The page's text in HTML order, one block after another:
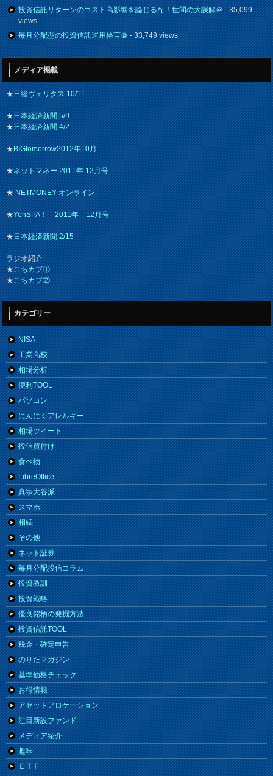
投資信託リターンのコスト高影響を論じるな！世間の大誤解＠- 35,099
views
毎月分配型の投資信託運用格言＠- 33,749 views
メディア掲載
★日経ヴェリタス 10/11
★日本経済新聞 5/9
★日本経済新聞 4/2
★BIGtomorrow2012年10月
★ネットマネー 2011年 12月号
★NETMONEY オンライン
★YenSPA！ 2011年 12月号
★日本経済新聞 2/15
ラジオ紹介
★こちカブ①
★こちカブ②
カテゴリー
NISA
工業高校
相場分析
便利TOOL
パソコン
にんにくアレルギー
相場ツイート
投信買付け
食べ物
LibreOffice
真宗大谷派
スマホ
相続
その他
ネット証券
毎月分配投信コラム
投資教訓
投資戦略
優良銘柄の発掘方法
投資信託TOOL
税金・確定申告
のりたマガジン
基準価格チェック
お得情報
アセットアロケーション
注目新設ファンド
メディア紹介
趣味
ＥＴＦ